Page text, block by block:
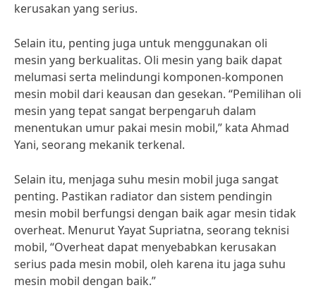
kerusakan yang serius.
Selain itu, penting juga untuk menggunakan oli
mesin yang berkualitas. Oli mesin yang baik dapat
melumasi serta melindungi komponen-komponen
mesin mobil dari keausan dan gesekan. “Pemilihan oli
mesin yang tepat sangat berpengaruh dalam
menentukan umur pakai mesin mobil,” kata Ahmad
Yani, seorang mekanik terkenal.
Selain itu, menjaga suhu mesin mobil juga sangat
penting. Pastikan radiator dan sistem pendingin
mesin mobil berfungsi dengan baik agar mesin tidak
overheat. Menurut Yayat Supriatna, seorang teknisi
mobil, “Overheat dapat menyebabkan kerusakan
serius pada mesin mobil, oleh karena itu jaga suhu
mesin mobil dengan baik.”